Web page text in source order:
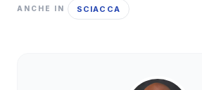
ANCHE IN SCIACCA